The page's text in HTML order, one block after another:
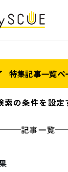
特集記事一覧ペ
索の条件を設定
記事一覧